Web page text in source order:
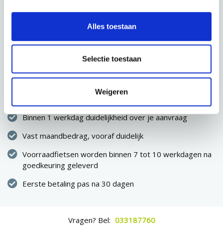
Alles toestaan
Selectie toestaan
Weigeren
CONFIGURATIE OPSLAAN
Direct eigenaar van de fiets
Geen eenmalige hoge uitgave
Binnen 1 werkdag duidelijkheid over je aanvraag
Vast maandbedrag, vooraf duidelijk
Voorraadfietsen worden binnen 7 tot 10 werkdagen na
goedkeuring geleverd
Eerste betaling pas na 30 dagen
Vragen? Bel: 033187760